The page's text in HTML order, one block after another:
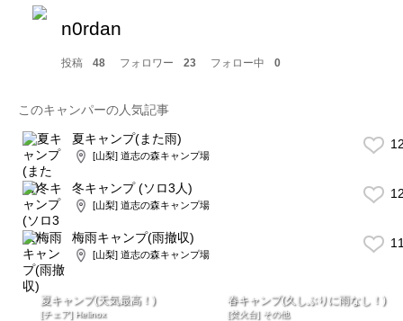
n0rdan
投稿 48 フォロワー 23 フォロー中 0
このキャンパーの人気記事
夏キャンプ(また雨)
[山梨] 道志の森キャンプ場
冬キャンプ (ソロ3人)
[山梨] 道志の森キャンプ場
梅雨キャンプ(雨撤収)
[山梨] 道志の森キャンプ場
夏キャンプ(天気最高！)
[チェア] Helinox
春キャンプ(久しぶりに雨なし！)
[焚火台] その他